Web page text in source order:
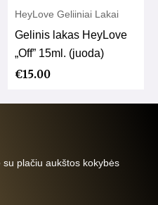
HeyLove Geliiniai Lakai
Gelinis lakas HeyLove
„Off” 15ml. (juoda)
€15.00
plačiu aukštos kokybės